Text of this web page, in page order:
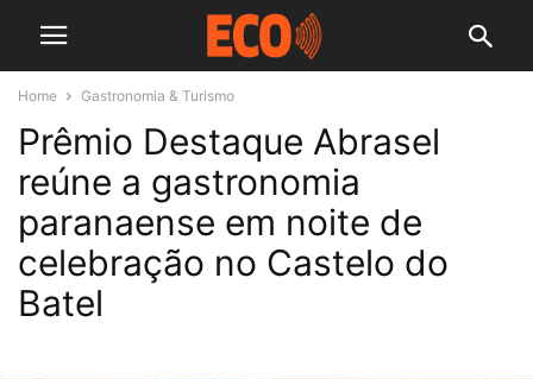
Home Gastronomia & Turismo
Prêmio Destaque Abrasel
reúne a gastronomia
paranaense em noite de
celebração no Castelo do
Batel